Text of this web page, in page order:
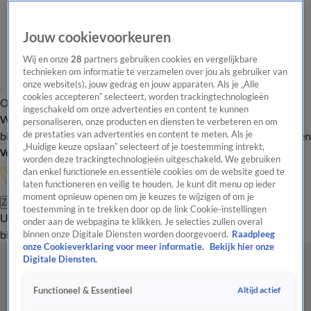
Overzicht Onze programma's Uitzendingen Onze gezichten
In de
WandelgangenInterviewsUitzending
bijwonenPodcastShopVeelgestelde vragenKijkersvraag insturen
Volg Vandaag Inside
Zoeken
UitzendingenVandaag InsideDe OranjezomerShopUitzending
bijwonen
Jouw cookievoorkeuren
Wij en onze28 partners gebruiken cookies en vergelijkbare
technieken om informatie te verzamelen over jou als gebruiker van
onze website(s), jouw gedrag en jouw apparaten. Als je „Alle
cookies accepteren” selecteert, worden trackingtechnologieën
ingeschakeld om onze advertenties en content te kunnen
personaliseren, onze producten en diensten te verbeteren en om
de prestaties van advertenties en content te meten. Als je
„Huidige keuze opslaan” selecteert of je toestemming intrekt,
worden deze trackingtechnologieën uitgeschakeld. We gebruiken
dan enkel functionele en essentiële cookies om de website goed te
laten functioneren en veilig te houden. Je kunt dit menu op ieder
moment opnieuw openen om je keuzes te wijzigen of om je
toestemming in te trekken door op de link Cookie-instellingen
onder aan de webpagina te klikken. Je selecties zullen overal
binnen onze Digitale Diensten worden doorgevoerd. Raadpleeg
onze Cookieverklaring voor meer informatie.
Bekijk hier onze
Digitale Diensten.
Functioneel & Essentieel Altijd actief